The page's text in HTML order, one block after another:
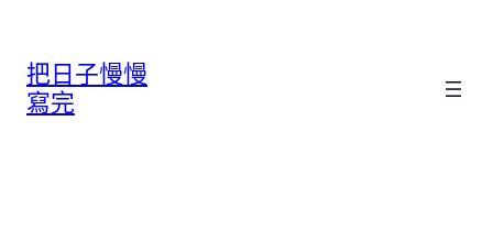
把日子慢慢
寫完